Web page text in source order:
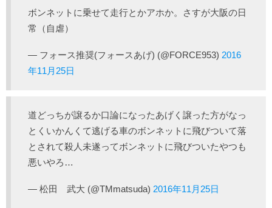
ボンネットに乗せて走行とかアホか。さすが大阪の日
常（自虐）
— フォース推奨(フォースあげ) (@FORCE953) 2016
年11月25日
道どっちが譲るか口論になったあげく譲った方がなっ
とくいかんくて逃げる車のボンネットに飛びついて落
とされて殺人未遂ってボンネットに飛びついたやつも
悪いやろ…
— 松田 武大 (@TMmatsuda) 2016年11月25日